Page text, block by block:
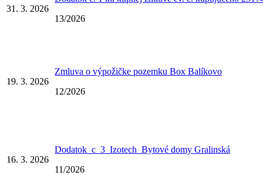
31. 3. 2026
13/2026
19. 3. 2026
Zmluva o výpožičke pozemku Box Balíkovo
12/2026
16. 3. 2026
Dodatok_c_3_Izotech_Bytové domy Gralinská
11/2026